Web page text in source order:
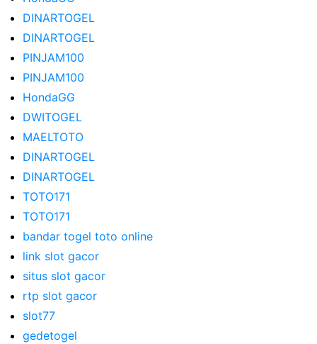
DINARTOGEL
DINARTOGEL
PINJAM100
PINJAM100
HondaGG
DWITOGEL
MAELTOTO
DINARTOGEL
DINARTOGEL
TOTO171
TOTO171
bandar togel toto online
link slot gacor
situs slot gacor
rtp slot gacor
slot77
gedetogel